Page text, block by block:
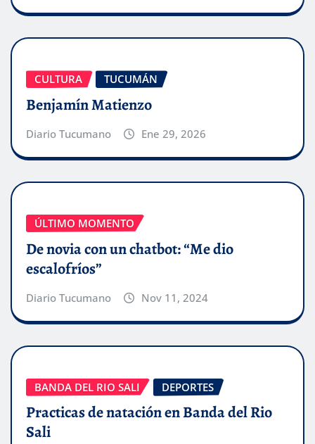
CULTURA TUCUMÁN
Benjamín Matienzo
Diario Tucumano Ene 29, 2026
ÚLTIMO MOMENTO
De novia con un chatbot: “Me dio
escalofríos”
Diario Tucumano Nov 11, 2024
BANDA DEL RIO SALI DEPORTES
Practicas de natación en Banda del Rio
Sali